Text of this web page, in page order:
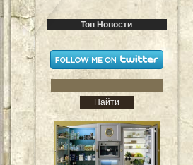
Топ Новости